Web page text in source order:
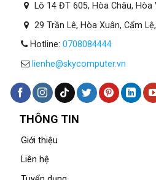
Lô 14 ĐT 605, Hòa Châu, Hòa
29 Trần Lê, Hòa Xuân, Cẩm
Hotline: 0708084444
lienhe@skycomputer.vn
THÔNG TIN
Giới thiệu
Liên hệ